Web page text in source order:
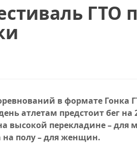
ГТО
в формате Гонка
атлетам предстоит бег на
высокой перекладине – для
на полу – для женщин.